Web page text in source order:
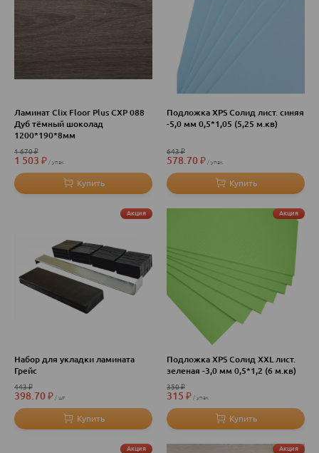
Ламинат Clix Floor Plus CXP 088
Дуб тёмный шоколад
1200*190*8мм
1 670₽
1 503 ₽ упак
Подложка XPS Солид лист. синяя
-5,0 мм 0,5*1,05 (5,25 м.кв)
643₽
578.70₽ упак
Акция
Набор для укладки ламината
Грейс
443₽
398.70₽ шт
Акция
Подложка XPS Солид XXL лист.
зеленая -3,0 мм 0,5*1,2 (6 м.кв)
350₽
315 ₽ упак
Акция Акция